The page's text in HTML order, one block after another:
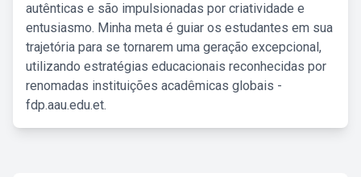
autênticas e são impulsionadas por criatividade e
entusiasmo. Minha meta é guiar os estudantes em sua
trajetória para se tornarem uma geração excepcional,
utilizando estratégias educacionais reconhecidas por
renomadas instituições acadêmicas globais -
fdp.aau.edu.et.